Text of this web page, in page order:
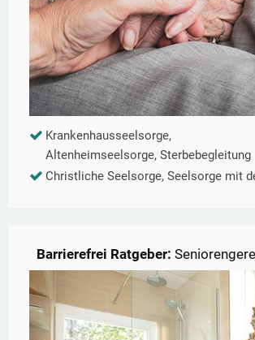
Krankenhausseelsorge,
Altenheimseelsorge, Sterbebegleitung
Christliche Seelsorge, Seelsorge mit
Barrierefrei Ratgeber: